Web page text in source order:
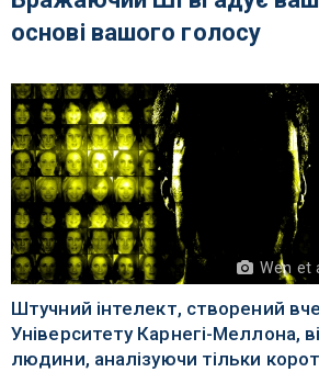
основі вашого голосу
Wen et
Штучний інтелект, створений
Університету Карнегі-Меллона,
людини, аналізуючи тільки